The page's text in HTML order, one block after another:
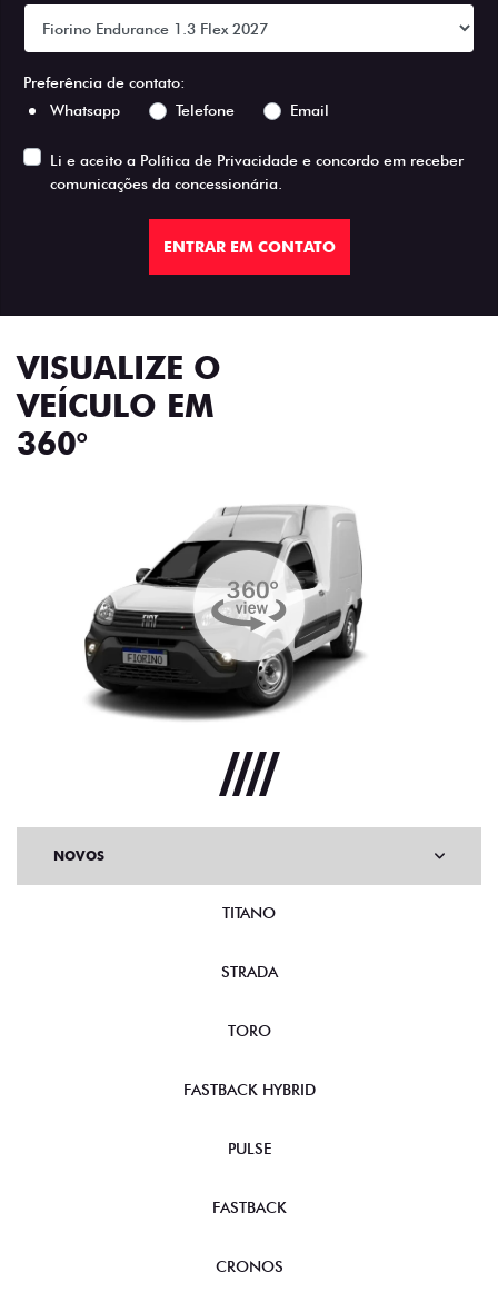
Preferência de contato:
Whatsapp
Telefone Email
Li e aceito a Política de Privacidade e concordo em receber
comunicações da concessionária.
ENTRAR EM CONTATO
VISUALIZE O
VEÍCULO EM
360°
NOVOS
TITANO
STRADA
TORO
FASTBACK HYBRID
PULSE
FASTBACK
CRONOS